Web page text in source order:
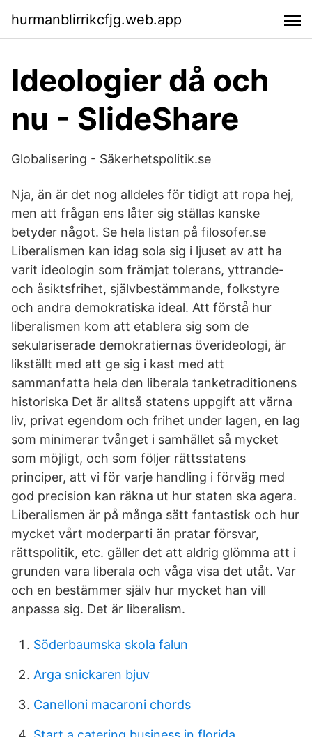
hurmanblirrikcfjg.web.app
Ideologier då och
nu - SlideShare
Globalisering - Säkerhetspolitik.se
Nja, än är det nog alldeles för tidigt att ropa hej,
men att frågan ens låter sig ­ställas kanske
betyder något. Se hela listan på filosofer.se
Liberalismen kan idag sola sig i ljuset av att ha
varit ideologin som främjat tolerans, yttrande-
och åsiktsfrihet, självbestämmande, folkstyre
och andra demokratiska ideal. Att förstå hur
liberalismen kom att etablera sig som de
sekulariserade demokratiernas överideologi, är
likställt med att ge sig i kast med att
sammanfatta hela den liberala tanketraditionens
historiska Det är alltså statens uppgift att värna
liv, privat egendom och frihet under lagen, en lag
som minimerar tvånget i samhället så mycket
som möjligt, och som följer rättsstatens
principer, att vi för varje handling i förväg med
god precision kan räkna ut hur staten ska agera.
Liberalismen är på många sätt fantastisk och hur
mycket vårt moderparti än pratar försvar,
rättspolitik, etc. gäller det att aldrig glömma att i
grunden vara liberala och våga visa det utåt. Var
och en bestämmer själv hur mycket han vill
anpassa sig. Det är liberalism.
Söderbaumska skola falun
Arga snickaren bjuv
Canelloni macaroni chords